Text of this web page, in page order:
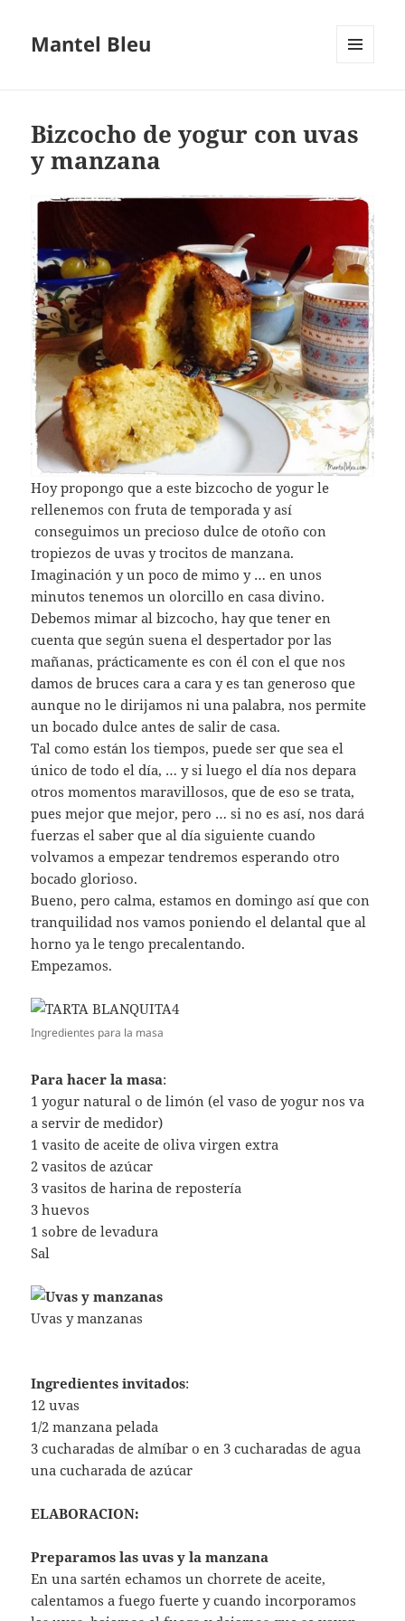
Mantel Bleu
Bizcocho de yogur con uvas
y manzana
Hoy propongo que a este bizcocho de yogur le
rellenemos con fruta de temporada y así
conseguimos un precioso dulce de otoño con
tropiezos de uvas y trocitos de manzana.
Imaginación y un poco de mimo y … en unos
minutos tenemos un olorcillo en casa divino.
Debemos mimar al bizcocho, hay que tener en
cuenta que según suena el despertador por las
mañanas, prácticamente es con él con el que nos
damos de bruces cara a cara y es tan generoso que
aunque no le dirijamos ni una palabra, nos permite
un bocado dulce antes de salir de casa.
Tal como están los tiempos, puede ser que sea el
único de todo el día, … y si luego el día nos depara
otros momentos maravillosos, que de eso se trata,
pues mejor que mejor, pero … si no es así, nos dará
fuerzas el saber que al día siguiente cuando
volvamos a empezar tendremos esperando otro
bocado glorioso.
Bueno, pero calma, estamos en domingo así que con
tranquilidad nos vamos poniendo el delantal que al
horno ya le tengo precalentando.
Empezamos.
Ingredientes para la masa
Para hacer la masa:
1 yogur natural o de limón (el vaso de yogur nos va
a servir de medidor)
1 vasito de aceite de oliva virgen extra
2 vasitos de azúcar
3 vasitos de harina de repostería
3 huevos
1 sobre de levadura
Sal
Uvas y manzanas
Ingredientes invitados:
12 uvas
1/2 manzana pelada
3 cucharadas de almíbar o en 3 cucharadas de agua
una cucharada de azúcar
ELABORACION:
Preparamos las uvas y la manzana
En una sartén echamos un chorrete de aceite,
calentamos a fuego fuerte y cuando incorporamos